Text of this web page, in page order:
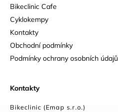
Bikeclinic Cafe
Cyklokempy
Kontakty
Obchodní podmínky
Podmínky ochrany osobních údajů
Kontakty
Bikeclinic (Emap s.r.o.)